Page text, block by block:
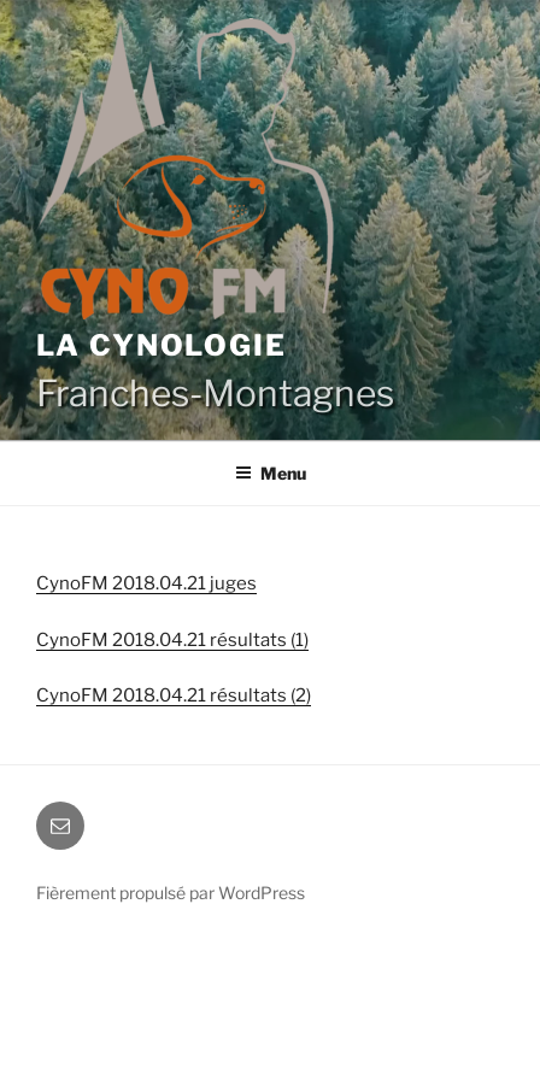
Aller
au
contenu
principal
LA CYNOLOGIE
Franches-Montagnes
Menu
CynoFM 2018.04.21 juges
CynoFM 2018.04.21 résultats (1)
CynoFM 2018.04.21 résultats (2)
E-
mail
Fièrement propulsé par WordPress